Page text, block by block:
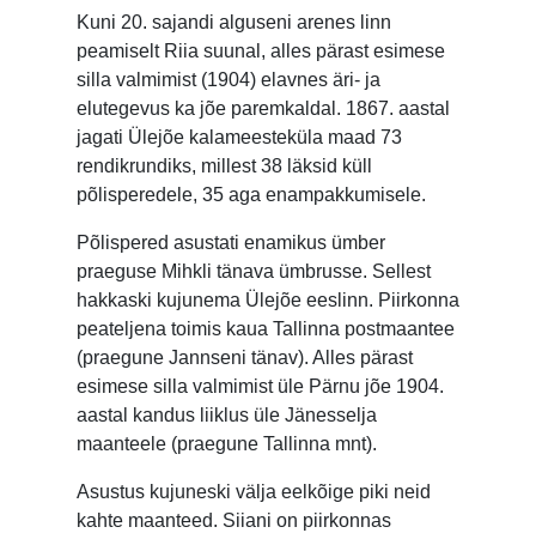
Kuni 20. sajandi alguseni arenes linn
peamiselt Riia suunal, alles pärast esimese
silla valmimist (1904) elavnes äri- ja
elutegevus ka jõe paremkaldal. 1867. aastal
jagati Ülejõe kalameesteküla maad 73
rendikrundiks, millest 38 läksid küll
põlisperedele, 35 aga enampakkumisele.
Põlispered asustati enamikus ümber
praeguse Mihkli tänava ümbrusse. Sellest
hakkaski kujunema Ülejõe eeslinn. Piirkonna
peateljena toimis kaua Tallinna postmaantee
(praegune Jannseni tänav). Alles pärast
esimese silla valmimist üle Pärnu jõe 1904.
aastal kandus liiklus üle Jänesselja
maanteele (praegune Tallinna mnt).
Asustus kujuneski välja eelkõige piki neid
kahte maanteed. Siiani on piirkonnas